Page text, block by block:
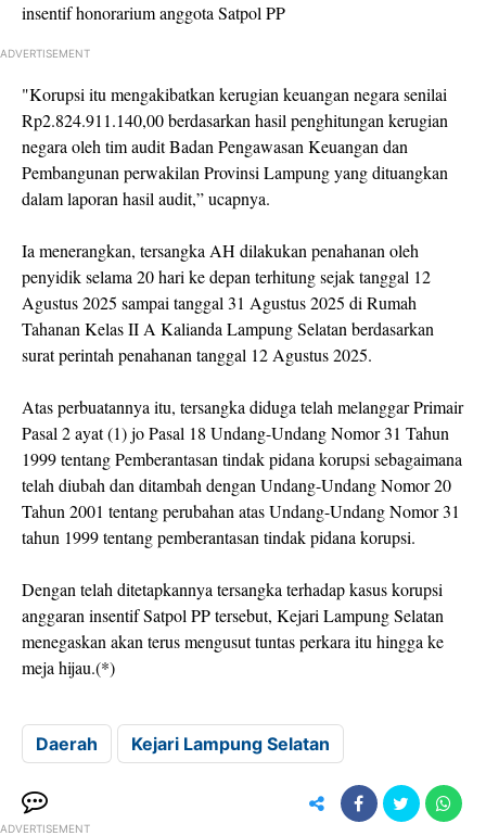
insentif honorarium anggota Satpol PP
ADVERTISEMENT
"Korupsi itu mengakibatkan kerugian keuangan negara senilai
Rp2.824.911.140,00 berdasarkan hasil penghitungan kerugian
negara oleh tim audit Badan Pengawasan Keuangan dan
Pembangunan perwakilan Provinsi Lampung yang dituangkan
dalam laporan hasil audit,” ucapnya.
Ia menerangkan, tersangka AH dilakukan penahanan oleh
penyidik selama 20 hari ke depan terhitung sejak tanggal 12
Agustus 2025 sampai tanggal 31 Agustus 2025 di Rumah
Tahanan Kelas II A Kalianda Lampung Selatan berdasarkan
surat perintah penahanan tanggal 12 Agustus 2025.
Atas perbuatannya itu, tersangka diduga telah melanggar Primair
Pasal 2 ayat (1) jo Pasal 18 Undang-Undang Nomor 31 Tahun
1999 tentang Pemberantasan tindak pidana korupsi sebagaimana
telah diubah dan ditambah dengan Undang-Undang Nomor 20
Tahun 2001 tentang perubahan atas Undang-Undang Nomor 31
tahun 1999 tentang pemberantasan tindak pidana korupsi.
Dengan telah ditetapkannya tersangka terhadap kasus korupsi
anggaran insentif Satpol PP tersebut, Kejari Lampung Selatan
menegaskan akan terus mengusut tuntas perkara itu hingga ke
meja hijau.(*)
Daerah Kejari Lampung Selatan
ADVERTISEMENT